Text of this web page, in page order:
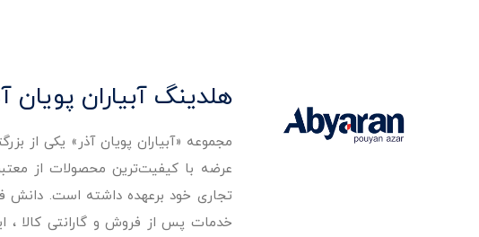
هلدینگ آبیاران پویان
مجموعه «آبیاران پویان آذر» یکی از
تجاری خود برعهده داشته است. دانش
خدمات پس از فروش و گارانتی کالا ،